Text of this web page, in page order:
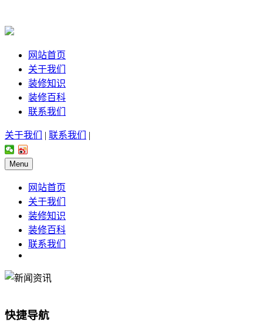
网站首页
关于我们
装修知识
装修百科
联系我们
关于我们 | 联系我们 |
Menu
网站首页
关于我们
装修知识
装修百科
联系我们
快捷导航